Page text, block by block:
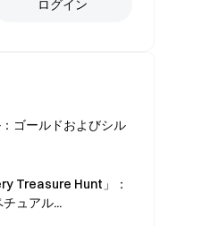
ログイン
ゴールドおよびシル
Treasure Hunt」：
ュアル...